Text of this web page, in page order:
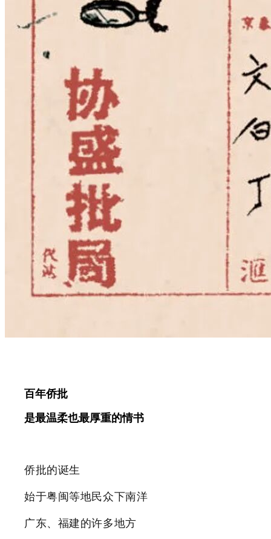
百年侨批
是最温柔也最厚重的情书
侨批的诞生
始于粤闽等地民众下南洋
广东、福建的许多地方